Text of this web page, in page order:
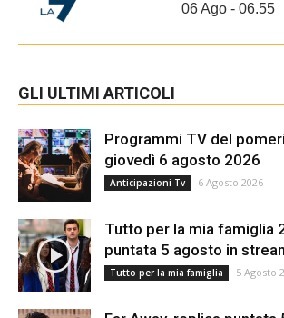
06 Ago - 06.55
GLI ULTIMI ARTICOLI
Programmi TV del
giovedì 6 agosto 2026
Anticipazioni Tv 6 Agosto 2026
Tutto per la mia famiglia
puntata 5 agosto in
Tutto per la mia famiglia 5 Agosto